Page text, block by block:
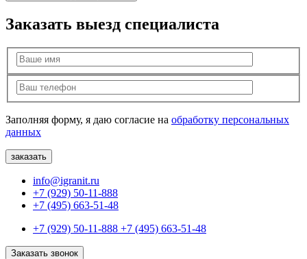
Заказать выезд специалиста
Заполняя форму, я даю согласие на обработку персональных
данных
info@igranit.ru
+7 (929) 50-11-888
+7 (495) 663-51-48
+7 (929) 50-11-888 +7 (495) 663-51-48
Заказать звонок